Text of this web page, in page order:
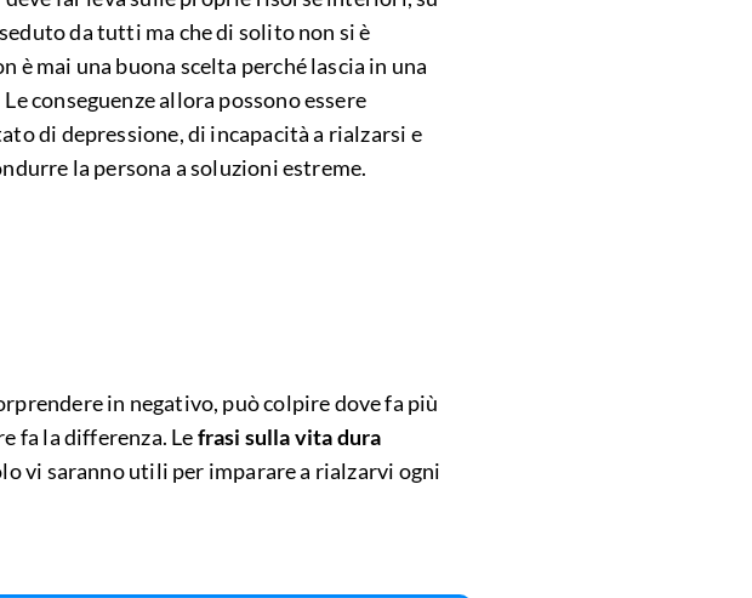
da tutti ma che di solito non si è
è mai una buona scelta perché lascia in una
conseguenze allora possono essere
di depressione, di incapacità a rialzarsi e
la persona a soluzioni estreme.
in negativo, può colpire dove fa più
fa la differenza. Lefrasi sulla vita dura
vi saranno utili per imparare a rialzarvi ogni